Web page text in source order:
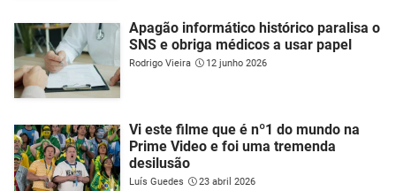
Apagão informático histórico paralisa o
SNS e obriga médicos a usar papel
Rodrigo Vieira 12 junho 2026
Vi este filme que é nº1 do mundo na
Prime Video e foi uma tremenda
desilusão
Luís Guedes 23 abril 2026